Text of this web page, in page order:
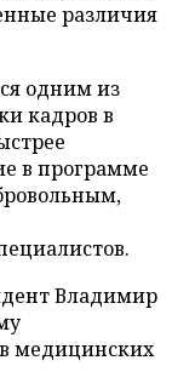
различия
одним из
кадров в
в программе
Владимир
медицинских